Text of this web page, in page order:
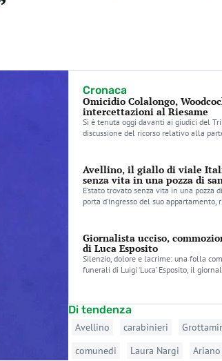
Cronaca
Omicidio Colalongo,
intercettazioni al Riesame
Si è tenuta oggi davanti ai giudici del
discussione del ricorso relativo alla
Avellino, il giallo di viale
senza vita in una pozza di
E’stato trovato senza vita in una pozza
porta d’ingresso del suo
Giornalista ucciso,
di Luca Esposito
Silenzio, dolore e lacrime: una folla
funerali di Luigi ‘Luca’ Esposito, il
Di tendenza
Avellino carabinieri
comunedi
Laura Nargi